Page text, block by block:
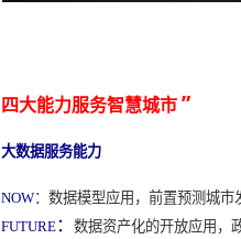
四大能力服务智慧城市”
大数据服务能力
NOW：数据模型应用，前置预测城
FUTURE ：
数据资产化的开放应用，